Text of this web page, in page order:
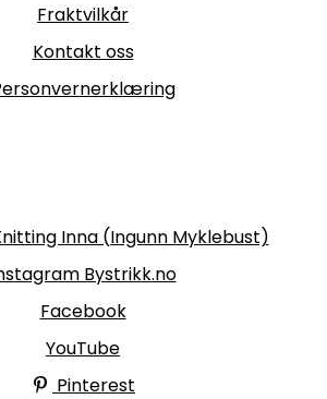
Fraktvilkår
Kontakt oss
Inna (Ingunn Myklebust)
Bystrikk.no
Facebook
YouTube
Pinterest